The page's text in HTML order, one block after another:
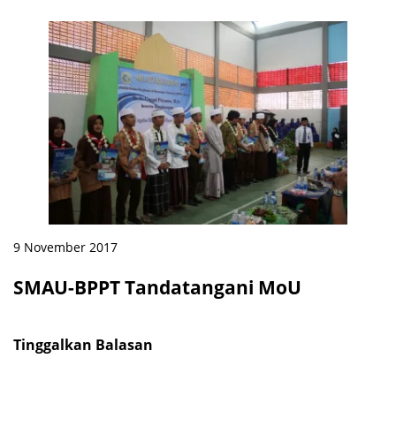
9 November 2017
SMAU-BPPT Tandatangani MoU
Tinggalkan Balasan